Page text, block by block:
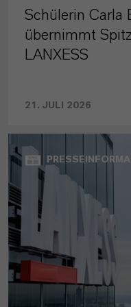
Schülerin Carla
übernimmt
LANXESS
21. JULI 2026